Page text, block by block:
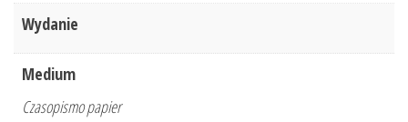
Wydanie
Medium
Czasopismo papier